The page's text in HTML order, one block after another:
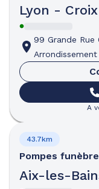
Lyon -
99 Grande Rue
Arrondissement
A
Pompes
Aix-les-
43.7km